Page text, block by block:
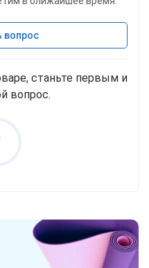
вопрос
станьте первым и
вопрос.